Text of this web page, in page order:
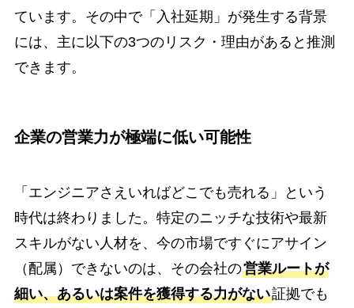
ています。その中で「入社延期」が発生する背景
には、主に以下の3つのリスク・理由があると推測
できます。
企業の営業力が極端に低い可能性
「エンジニアさえいればどこでも売れる」という
時代は終わりました。特定のニッチな技術や最新
スキルがない人材を、今の市場ですぐにアサイン
（配属）できないのは、その会社の営業ルートが
細い、あるいは案件を獲得する力がない証拠でも